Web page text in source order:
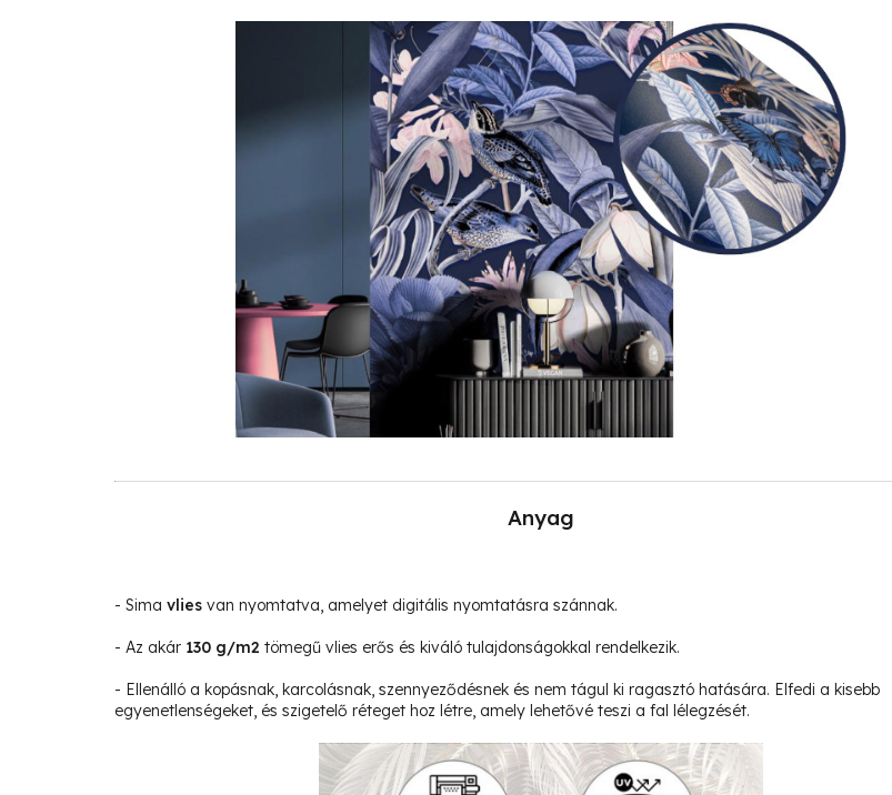
Anyag
- Sima vlies van nyomtatva, amelyet digitális nyomtatásra szánnak.
- Az akár 130 g/m2 tömegű vlies erős és kiváló tulajdonságokkal rendelkezik.
- Ellenálló a kopásnak, karcolásnak, szennyeződésnek és nem tágul ki ragasztó hatására. Elfedi a kisebb
egyenetlenségeket, és szigetelő réteget hoz létre, amely lehetővé teszi a fal lélegzését.